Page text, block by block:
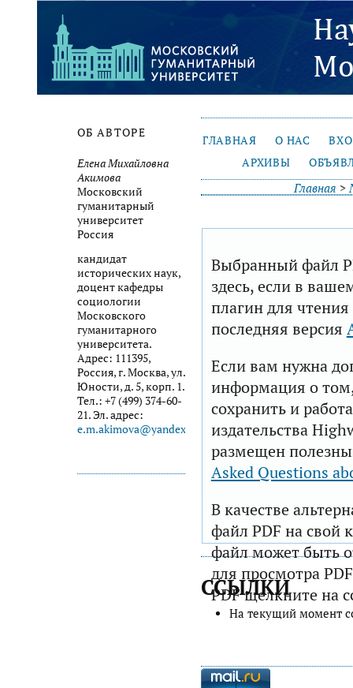
ОБ АВТОРЕ
Елена Михайловна
Акимова
Московский
гуманитарный
университет
Россия
кандидат
исторических наук,
доцент кафедры
социологии
Московского
гуманитарного
университета.
Адрес: 111395,
Россия, г. Москва, ул.
Юности, д. 5, корп. 1.
Тел.: +7 (499) 374-60-
21. Эл. адрес:
e.m.akimova@yandex.ru
ГЛАВНАЯ О НАС
АРХИВЫ
Главная >
Выбранный файл
здесь, если в
плагин для
последняя версия
Если вам нужна
информация о том,
сохранить и
издательства
размещен
Asked Questions
В качестве
файл PDF на свой
файл может быть
для просмотра
PDF щелкните на
ССЫЛКИ
На текущий момент